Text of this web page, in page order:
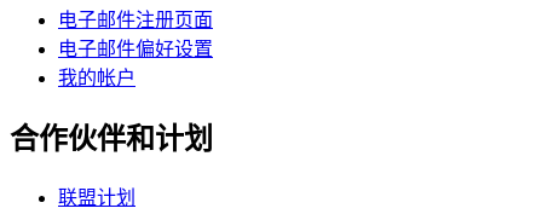
电子邮件注册页面
电子邮件偏好设置
我的帐户
合作伙伴和计划
联盟计划